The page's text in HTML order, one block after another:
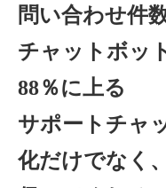
問い合わせ件
チャットボッ
88％に上る
サポートチャ
化だけでなく